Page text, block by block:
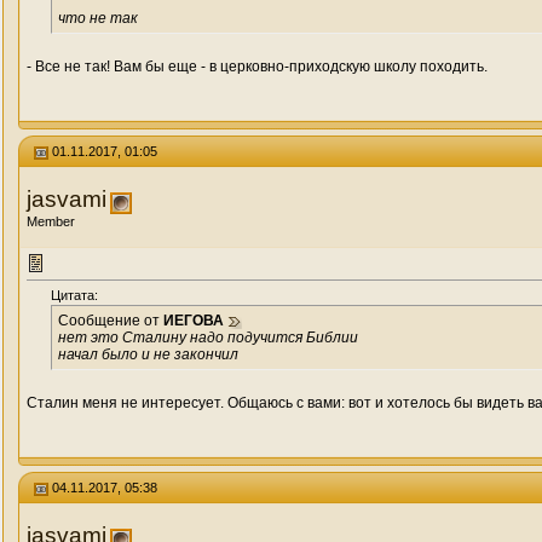
что не так
- Все не так! Вам бы еще - в церковно-приходскую школу походить.
01.11.2017, 01:05
jasvami
Member
Цитата:
Сообщение от ИЕГОВА
нет это Сталину надо подучится Библии
начал было и не закончил
Сталин меня не интересует. Общаюсь с вами: вот и хотелось бы видеть
04.11.2017, 05:38
jasvami